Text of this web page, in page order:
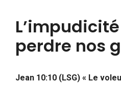
perdre nos
Jean 10:10 (LSG) « Le